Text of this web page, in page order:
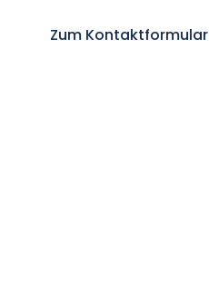
Zum Kontaktformular